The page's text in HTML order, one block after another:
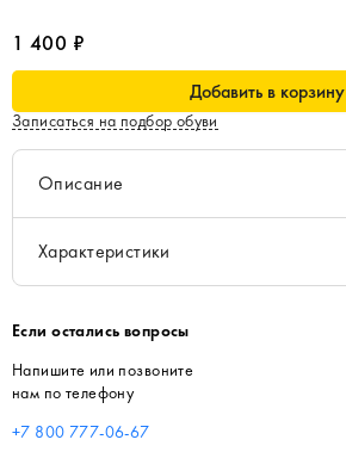
1 400 ₽
Добавить в корзину
Записаться на подбор обуви
Описание
Характеристики
Если остались вопросы
Напишите или позвоните
нам по телефону
+7 800 777-06-67